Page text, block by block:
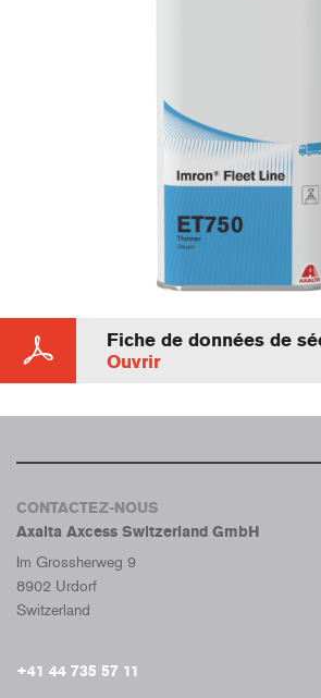
Fiche de données de
Ouvrir
CONTACTEZ-NOUS
Axalta Axcess Switzerland GmbH
Im Grossherweg 9
8902 Urdorf
Switzerland
+41 44 735 57 11